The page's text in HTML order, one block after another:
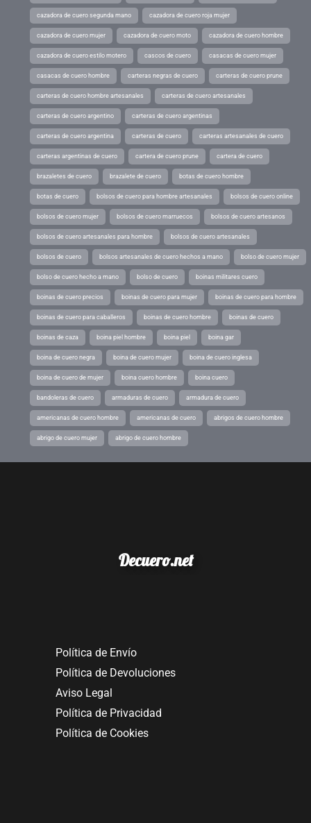
cazadora de cuero segunda mano cazadora de cuero roja mujer
cazadora de cuero mujer cazadora de cuero moto cazadora de cuero hombre
cazadora de cuero estilo motero cascos de cuero casacas de cuero mujer
casacas de cuero hombre carteras negras de cuero carteras de cuero prune
carteras de cuero hombre artesanales carteras de cuero artesanales
carteras de cuero argentino carteras de cuero argentinas
carteras de cuero argentina carteras de cuero carteras artesanales de cuero
carteras argentinas de cuero cartera de cuero prune cartera de cuero
brazaletes de cuero brazalete de cuero botas de cuero hombre
botas de cuero bolsos de cuero para hombre artesanales bolsos de cuero online
bolsos de cuero mujer bolsos de cuero marruecos bolsos de cuero artesanos
bolsos de cuero artesanales para hombre bolsos de cuero artesanales
bolsos de cuero bolsos artesanales de cuero hechos a mano bolso de cuero mujer
bolso de cuero hecho a mano bolso de cuero boinas militares cuero
boinas de cuero precios boinas de cuero para mujer boinas de cuero para hombre
boinas de cuero para caballeros boinas de cuero hombre boinas de cuero
boinas de caza boina piel hombre boina piel boina gar
boina de cuero negra boina de cuero mujer boina de cuero inglesa
boina de cuero de mujer boina cuero hombre boina cuero
bandoleras de cuero armaduras de cuero armadura de cuero
americanas de cuero hombre americanas de cuero abrigos de cuero hombre
abrigo de cuero mujer abrigo de cuero hombre
Decuero.net
Política de Envío
Política de Devoluciones
Aviso Legal
Política de Privacidad
Política de Cookies